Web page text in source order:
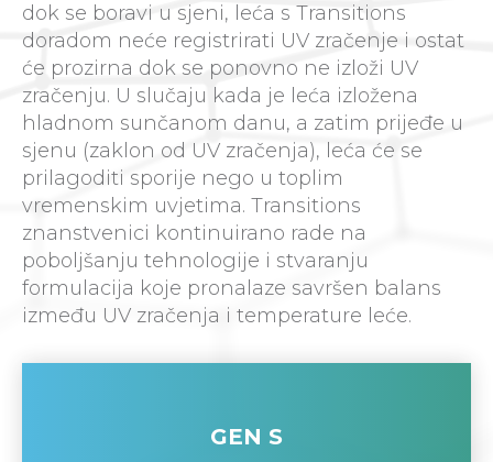
dok se boravi u sjeni, leća s Transitions
doradom neće registrirati UV zračenje i ostat
će prozirna dok se ponovno ne izloži UV
zračenju. U slučaju kada je leća izložena
hladnom sunčanom danu, a zatim prijeđe u
sjenu (zaklon od UV zračenja), leća će se
prilagoditi sporije nego u toplim
vremenskim uvjetima. Transitions
znanstvenici kontinuirano rade na
poboljšanju tehnologije i stvaranju
formulacija koje pronalaze savršen balans
između UV zračenja i temperature leće.
GEN S